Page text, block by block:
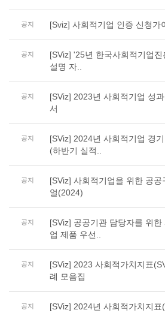
공지 [Sviz] 사회적기업 인증 신청가
공지
[SViz] '25년 한국사회적기업진
설명 자..
공지
[SViz] 2023년 사회적기업 성
서
공지
[SViz] 2024년 사회적기업 경
(하반기 실적..
공지
[SViz] 사회적기업을 위한 공공
얼(2024)
공지
[SViz] 공공기관 담당자를 위한
업 제품 우선..
공지
[SViz] 2023 사회적가치지표
례 모음집
공지
[SViz] 2024년 사회적가치지표